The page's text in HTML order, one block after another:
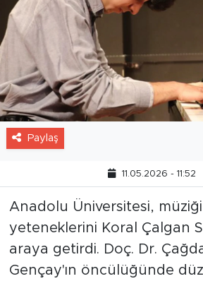
Paylaş
11.05.2026 - 11:52
Anadolu Üniversitesi,
yeteneklerini Koral Çalgan
araya getirdi. Doç. Dr.
Gençay'ın öncülüğünde